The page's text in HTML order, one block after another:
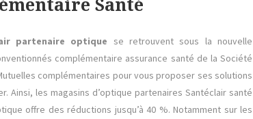
Santé
partenaire optique se retrouvent sous la nouvelle
complémentaire assurance santé de la Société
complémentaires pour vous proposer ses solutions
les magasins d’optique partenaires Santéclair santé
offre des réductions jusqu’à 40 %. Notamment sur les